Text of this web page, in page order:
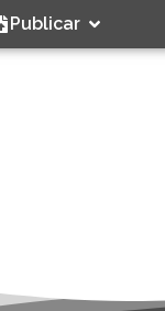
Publicar